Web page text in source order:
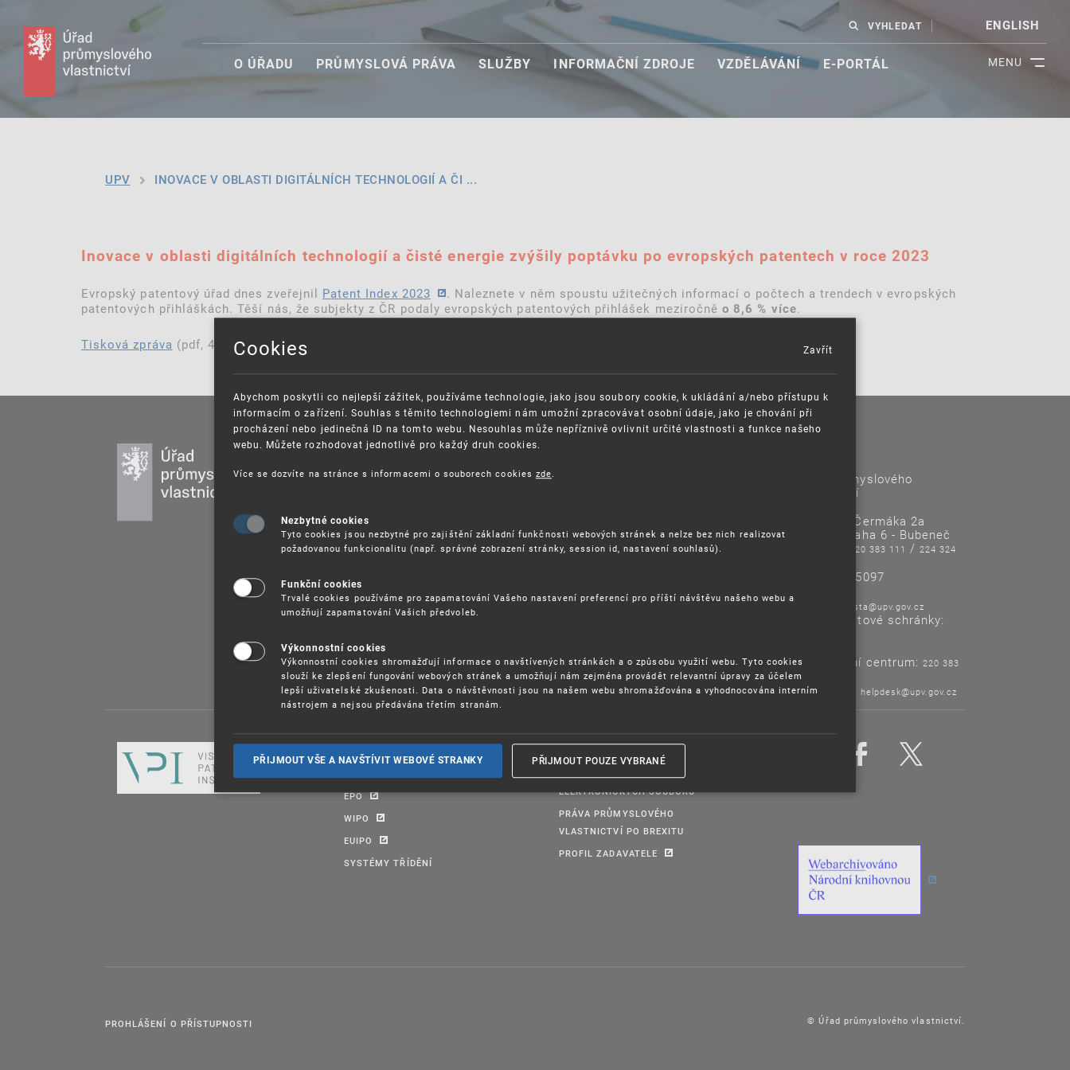
MENU
VYHLEDAT ENGLISH
O ÚŘADU PRŮMYSLOVÁ PRÁVA SLUŽBY INFORMAČNÍ ZDROJE VZDĚLÁVÁNÍ E-PORTÁL
UPV INOVACE V OBLASTI DIGITÁLNÍCH TECHNOLOGIÍ A ČI ...
Inovace v oblasti digitálních technologií a čisté energie zvýšily poptávku po evropských patentech v roce 2023
Evropský patentový úřad dnes zveřejnil Patent Index 2023
. Naleznete v něm spoustu užitečných informací o počtech a trendech v evropských
patentových přihláškách. Těší nás, že subjekty z ČR podaly evropských patentových přihlášek meziročněo 8,6 % více.
Tisková zpráva (pdf, 427 kB)
PROSAZOVÁNÍ PRÁV K
DUŠEVNÍMU VLASTNICTVÍ
PUBLIKACE
VZDĚLÁVÁNÍ
SPRÁVA COOKIES
Úřad průmyslového
vlastnictví
Antonína Čermáka 2a
160 68 Praha 6 - Bubeneč
220 383 111 /224 324
IČO: 48135097
posta@upv.gov.cz
Adresa datové schránky:
Informační centrum: 220 383
120
Helpdesk: helpdesk@upv.gov.cz
EPO
WIPO
EUIPO
SYSTÉMY TŘÍDĚNÍ
ELEKTRONICKÝCH SOUBORŮ
PRÁVA PRŮMYSLOVÉHO
VLASTNICTVÍ PO BREXITU
PROFIL ZADAVATELE
PROHLÁŠENÍ O PŘÍSTUPNOSTI © Úřad průmyslového vlastnictví.
Cookies
Abychom poskytli co nejlepší zážitek, používáme technologie, jako jsou soubory cookie, k ukládání a/nebo přístupu k
informacím o zařízení. Souhlas s těmito technologiemi nám umožní zpracovávat osobní údaje, jako je chování při
procházení nebo jedinečná ID na tomto webu. Nesouhlas může nepříznivě ovlivnit určité vlastnosti a funkce našeho
webu. Můžete rozhodovat jednotlivě pro každý druh cookies.
Více se dozvíte na stránce s informacemi o souborech cookies zde.
Nezbytné cookies
Tyto cookies jsou nezbytné pro zajištění základní funkčnosti webových stránek a nelze bez nich realizovat
požadovanou funkcionalitu (např. správné zobrazení stránky, session id, nastavení souhlasů).
Funkční cookies
Trvalé cookies používáme pro zapamatování Vašeho nastavení preferencí pro příští návštěvu našeho webu a
umožňují zapamatování Vašich předvoleb.
Výkonnostní cookies
Výkonnostní cookies shromažďují informace o navštívených stránkách a o způsobu využití webu. Tyto cookies
slouží ke zlepšení fungování webových stránek a umožňují nám zejména provádět relevantní úpravy za účelem
lepší uživatelské zkušenosti. Data o návštěvnosti jsou na našem webu shromažďována a vyhodnocována interním
nástrojem a nejsou předávána třetím stranám.
PŘIJMOUT VŠE A NAVŠTÍVIT WEBOVÉ STRANKY PŘIJMOUT POUZE VYBRANÉ
Zavřít